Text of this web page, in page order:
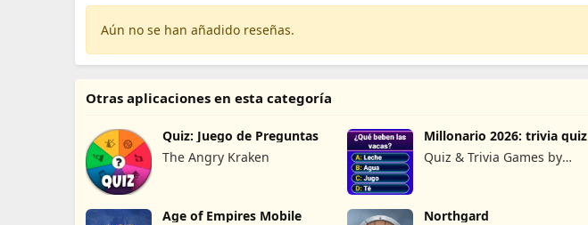
Aún no se han añadido reseñas.
Otras aplicaciones en esta categoría
Quiz: Juego de Preguntas
The Angry Kraken
Millonario 2026: trivia quiz
Quiz & Trivia Games by
Age of Empires Mobile
Northgard